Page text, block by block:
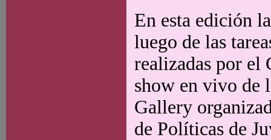
En esta edición
luego de las
realizadas por el
show en vivo de
Gallery
de Políticas de